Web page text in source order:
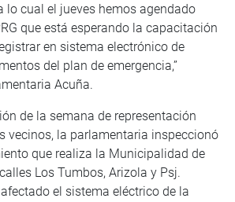
lo cual el jueves hemos agendado
que está esperando la capacitación
en sistema electrónico de
del plan de emergencia,”
Acuña.
de la semana de representación
vecinos, la parlamentaria inspeccionó
que realiza la Municipalidad de
Los Tumbos, Arizola y Psj.
el sistema eléctrico de la